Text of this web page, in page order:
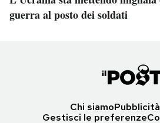
guerra al posto dei soldati
Chi siamoPubblicità
Gestisci le preferenze